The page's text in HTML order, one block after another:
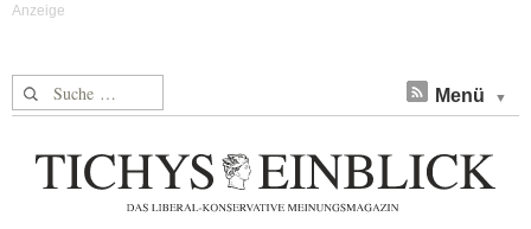
Suche nach: Menü